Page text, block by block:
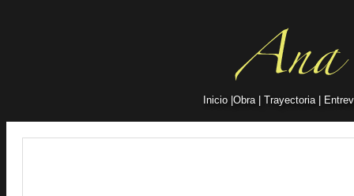
Inicio Obra Trayectoria|